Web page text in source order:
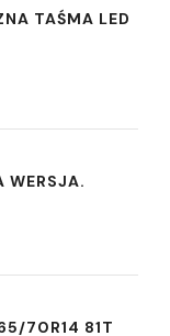
TAŚMA LED
WERSJA.
70R14 81T